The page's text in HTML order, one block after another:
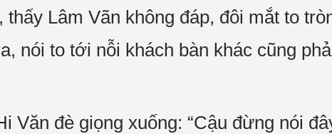
thấy Lâm Vãn không đáp, đôi mắt to
nói to tới nỗi khách bàn khác cũng
Văn đè giọng xuống: “Cậu đừng nói